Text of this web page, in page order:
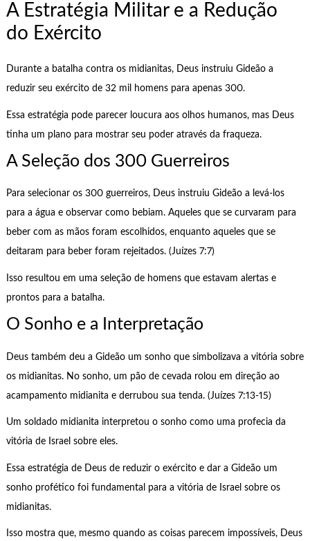
A Estratégia Militar e a Redução
do Exército
Durante a batalha contra os midianitas, Deus instruiu Gideão a
reduzir seu exército de 32 mil homens para apenas 300.
Essa estratégia pode parecer loucura aos olhos humanos, mas Deus
tinha um plano para mostrar seu poder através da fraqueza.
A Seleção dos 300 Guerreiros
Para selecionar os 300 guerreiros, Deus instruiu Gideão a levá-los
para a água e observar como bebiam. Aqueles que se curvaram para
beber com as mãos foram escolhidos, enquanto aqueles que se
deitaram para beber foram rejeitados. (Juízes 7:7)
Isso resultou em uma seleção de homens que estavam alertas e
prontos para a batalha.
O Sonho e a Interpretação
Deus também deu a Gideão um sonho que simbolizava a vitória sobre
os midianitas. No sonho, um pão de cevada rolou em direção ao
acampamento midianita e derrubou sua tenda. (Juízes 7:13-15)
Um soldado midianita interpretou o sonho como uma profecia da
vitória de Israel sobre eles.
Essa estratégia de Deus de reduzir o exército e dar a Gideão um
sonho profético foi fundamental para a vitória de Israel sobre os
midianitas.
Isso mostra que, mesmo quando as coisas parecem impossíveis, Deus